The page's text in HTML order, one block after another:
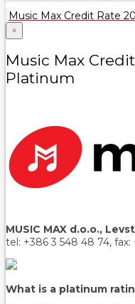
Music Max Credit Rate
×
Music Max
Platinum
MUSIC MAX d.o.o.,
tel: +386 3 548 48 74,
What is a platinum